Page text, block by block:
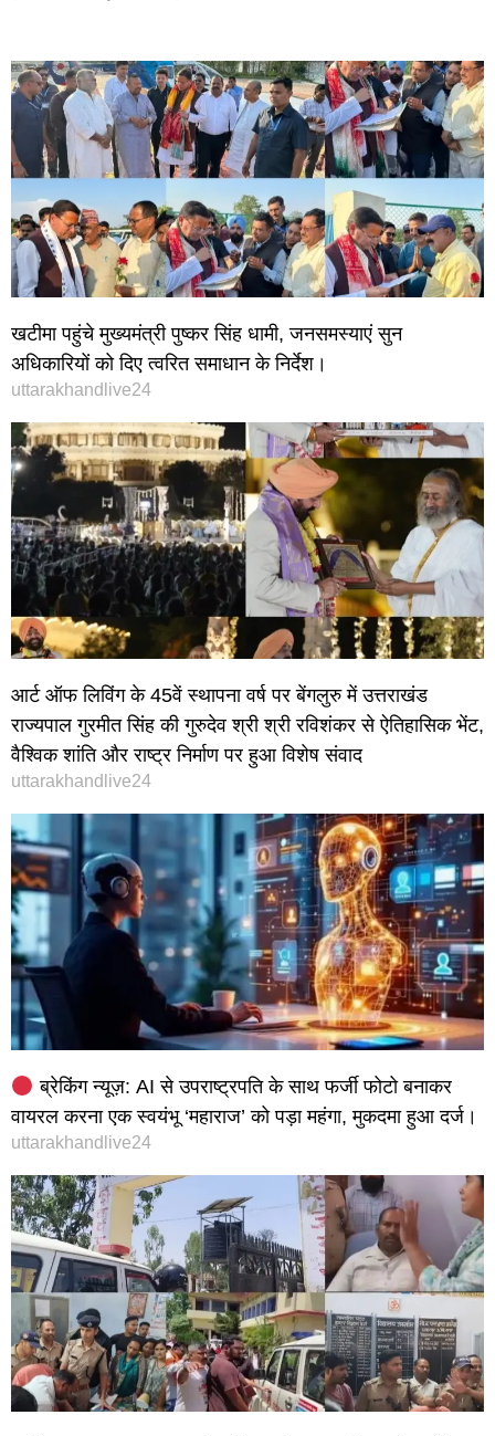
खटीमा पहुंचे मुख्यमंत्री पुष्कर सिंह धामी, जनसमस्याएं सुन
अधिकारियों को दिए त्वरित समाधान के निर्देश।
uttarakhandlive24
आर्ट ऑफ लिविंग के 45वें स्थापना वर्ष पर बेंगलुरु में उत्तराखंड
राज्यपाल गुरमीत सिंह की गुरुदेव श्री श्री रविशंकर से ऐतिहासिक भेंट,
वैश्विक शांति और राष्ट्र निर्माण पर हुआ विशेष संवाद
uttarakhandlive24
ब्रेकिंग न्यूज़: AI से उपराष्ट्रपति के साथ फर्जी फोटो बनाकर
वायरल करना एक स्वयंभू ‘महाराज’ को पड़ा महंगा, मुकदमा हुआ दर्ज।
uttarakhandlive24